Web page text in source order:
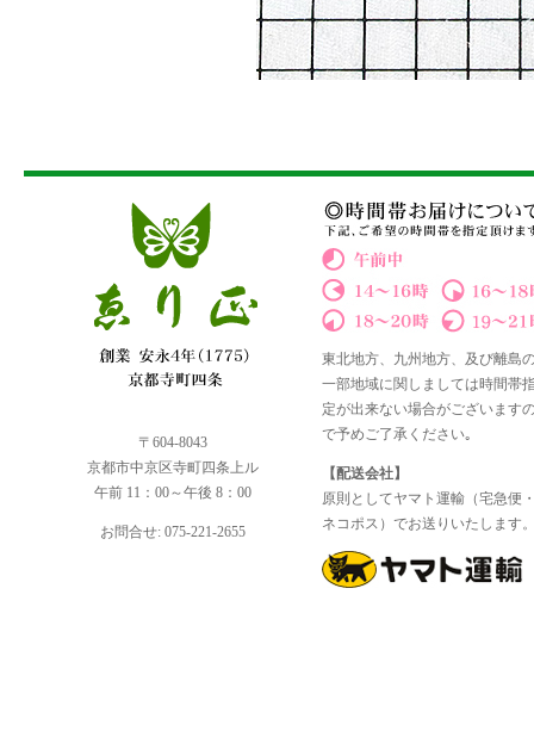
〒604-8043
京都市中京区寺町四条上ル
午前 11：00～午後 8：00
お問合せ: 075-221-2655
東北地方、九州地方、及び離島
一部地域に関しましては時間帯
定が出来ない場合がございます
で予めご了承ください｡
【配送会社】
原則としてヤマト運輸（宅急便
ネコポス）でお送りいたします